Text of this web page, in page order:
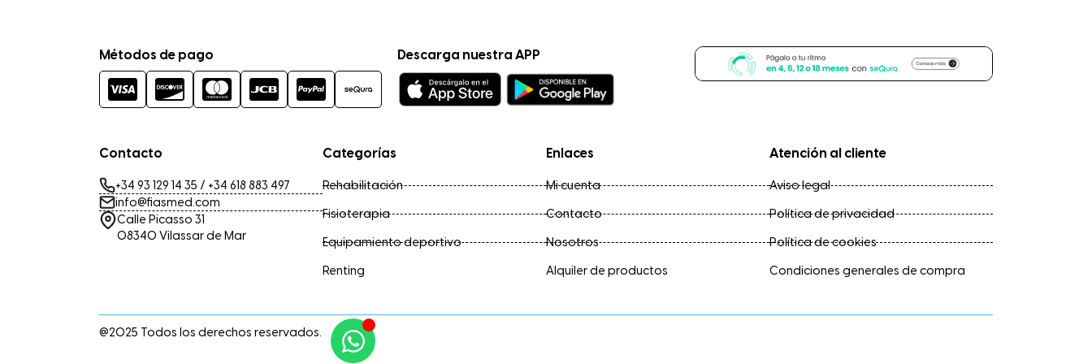
Métodos de pago Descarga nuestra APP
Contacto
+34 93 129 14 35 / +34 618 883 497
info@fiasmed.com
Calle Picasso 31
08340 Vilassar de Mar
Categorías
Rehabilitación
Fisioterapia
Equipamiento deportivo
Renting
Enlaces
Mi cuenta
Contacto
Nosotros
Alquiler de productos
Atención al cliente
Aviso legal
Política de privacidad
Política de cookies
Condiciones generales de compra
@2025 Todos los derechos reservados.